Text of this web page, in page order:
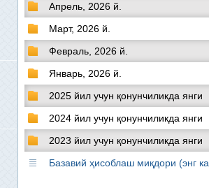
Апрель, 2026 й.
Март, 2026 й.
Февраль, 2026 й.
Январь, 2026 й.
2025 йил учун қонунчиликда янги
2024 йил учун қонунчиликда янги
2023 йил учун қонунчиликда янги
Базавий ҳисоблаш миқдори (энг